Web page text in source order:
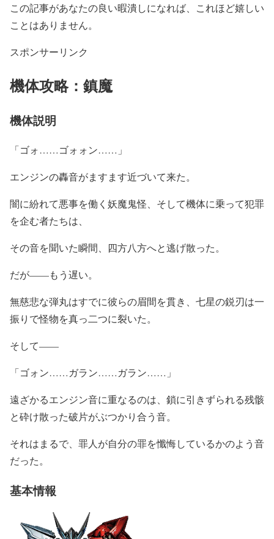
この記事があなたの良い暇潰しになれば、これほど嬉しい
ことはありません。
スポンサーリンク
機体攻略：鎮魔
機体説明
「ゴォ……ゴォォン……」
エンジンの轟音がますます近づいて来た。
闇に紛れて悪事を働く妖魔鬼怪、そして機体に乗って犯罪
を企む者たちは、
その音を聞いた瞬間、四方八方へと逃げ散った。
だが——もう遅い。
無慈悲な弾丸はすでに彼らの眉間を貫き、七星の鋭刃は一
振りで怪物を真っ二つに裂いた。
そして——
「ゴォン……ガラン……ガラン……」
遠ざかるエンジン音に重なるのは、鎖に引きずられる残骸
と砕け散った破片がぶつかり合う音。
それはまるで、罪人が自分の罪を懺悔しているかのよう音
だった。
基本情報